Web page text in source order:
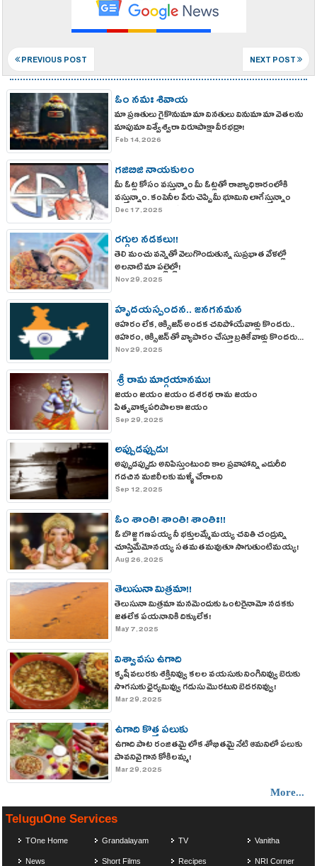
PREVIOUS POST NEXT POST
ఓం నమః శివాయ
మా ప్రణతులు గైకొనుమా మా వినతులు వినుమా మా వెతలను
మాపుమా విశ్వేశ్వరా విరూపాక్షా వీరభద్రా!
Feb 14, 2026
గజిబిజి నాయకులం
మీ ఓట్ల కోసం వస్తున్నాం మీ ఓట్లతో రాజ్యాధికారంలోకి
వస్తున్నాం. కంపెనీల పేరు చెప్పి మీ భూమిని లాగేస్తున్నాం
అభివృద్ధి కావాలంటే? మీ భూములు మాకు ఇవ్వాలె !
Dec 17, 2025
రగ్గుల నడకలు!!
తెలి మంచు వన్నెతో వెలుగొందుతున్న సుప్రభాత వేళల్లో
అలనాటి మా పల్లెల్లో!
Nov 29, 2025
హృదయస్పందన.. జనగనమన
ఆహరం లేక, ఆక్సిజన్ అందక చనిపోయేవాళ్లు కొందరు..
ఆహరం, ఆక్సిజన్ తో వ్యాపారం చేస్తూ బ్రతికేవాళ్లు కొందరు...
Nov 29, 2025
శ్రీ రామ మార్గయానము!
జయం జయం జయం దశరథ రామ జయం
పితృవాక్యపరిపాలకా జయం
Sep 29, 2025
అప్పుడప్పుడు!
అప్పుడప్పుడు అనిపిస్తుంటుంది కాల ప్రవాహాన్ని ఎదురీది
గడచిన మజిలీలకు మళ్ళీ చేరాలని
Sep 12, 2025
ఓం శాంతి! శాంతి! శాంతిః!!
ఓ బొజ్జ గణపయ్య నీ భక్తులమ్మేమయ్య చవితి చంద్రున్ని
చూస్తిమేమోనయ్య సతమతమవుతూ సాగుతుంటిమయ్య!
Aug 26, 2025
తెలుసునా మిత్రమా!!
తెలుసునా మిత్రమా మనమెందుకు ఒంటరైనామో నడకకు
జతలేక పయనానికి దిక్కులేక!
May 7, 2025
విశ్వావసు ఉగాది
కృషీవలురకు శక్తినివ్వు కలల వయసుకు నింగినివ్వు బెరుకు
సొగసుకు ధైర్యమివ్వు గడుసు మొరటుని బెదరనివ్వు!
Mar 29, 2025
ఉగాది కొత్త పలుకు
ఉగాది పాట రంజితమై లోక శోభితమై నేటి ఆమనిలో పలుకు
పావనివై గాన కోకిలమ్మ!
Mar 29, 2025
More...
TeluguOne Services
TOne Home
News
Grandalayam
Short Films
TV
Recipes
Vanitha
NRI Corner